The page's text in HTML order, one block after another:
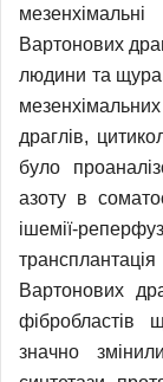
Вартонових
людини та
драглів,
було
азоту в
ішемії-
Вартонових
фібробластів
значно